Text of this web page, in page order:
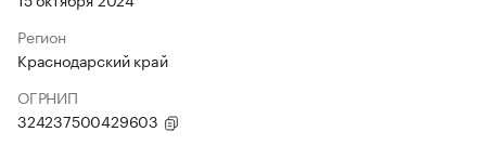
Регион
Краснодарский край
ОГРНИП
324237500429603